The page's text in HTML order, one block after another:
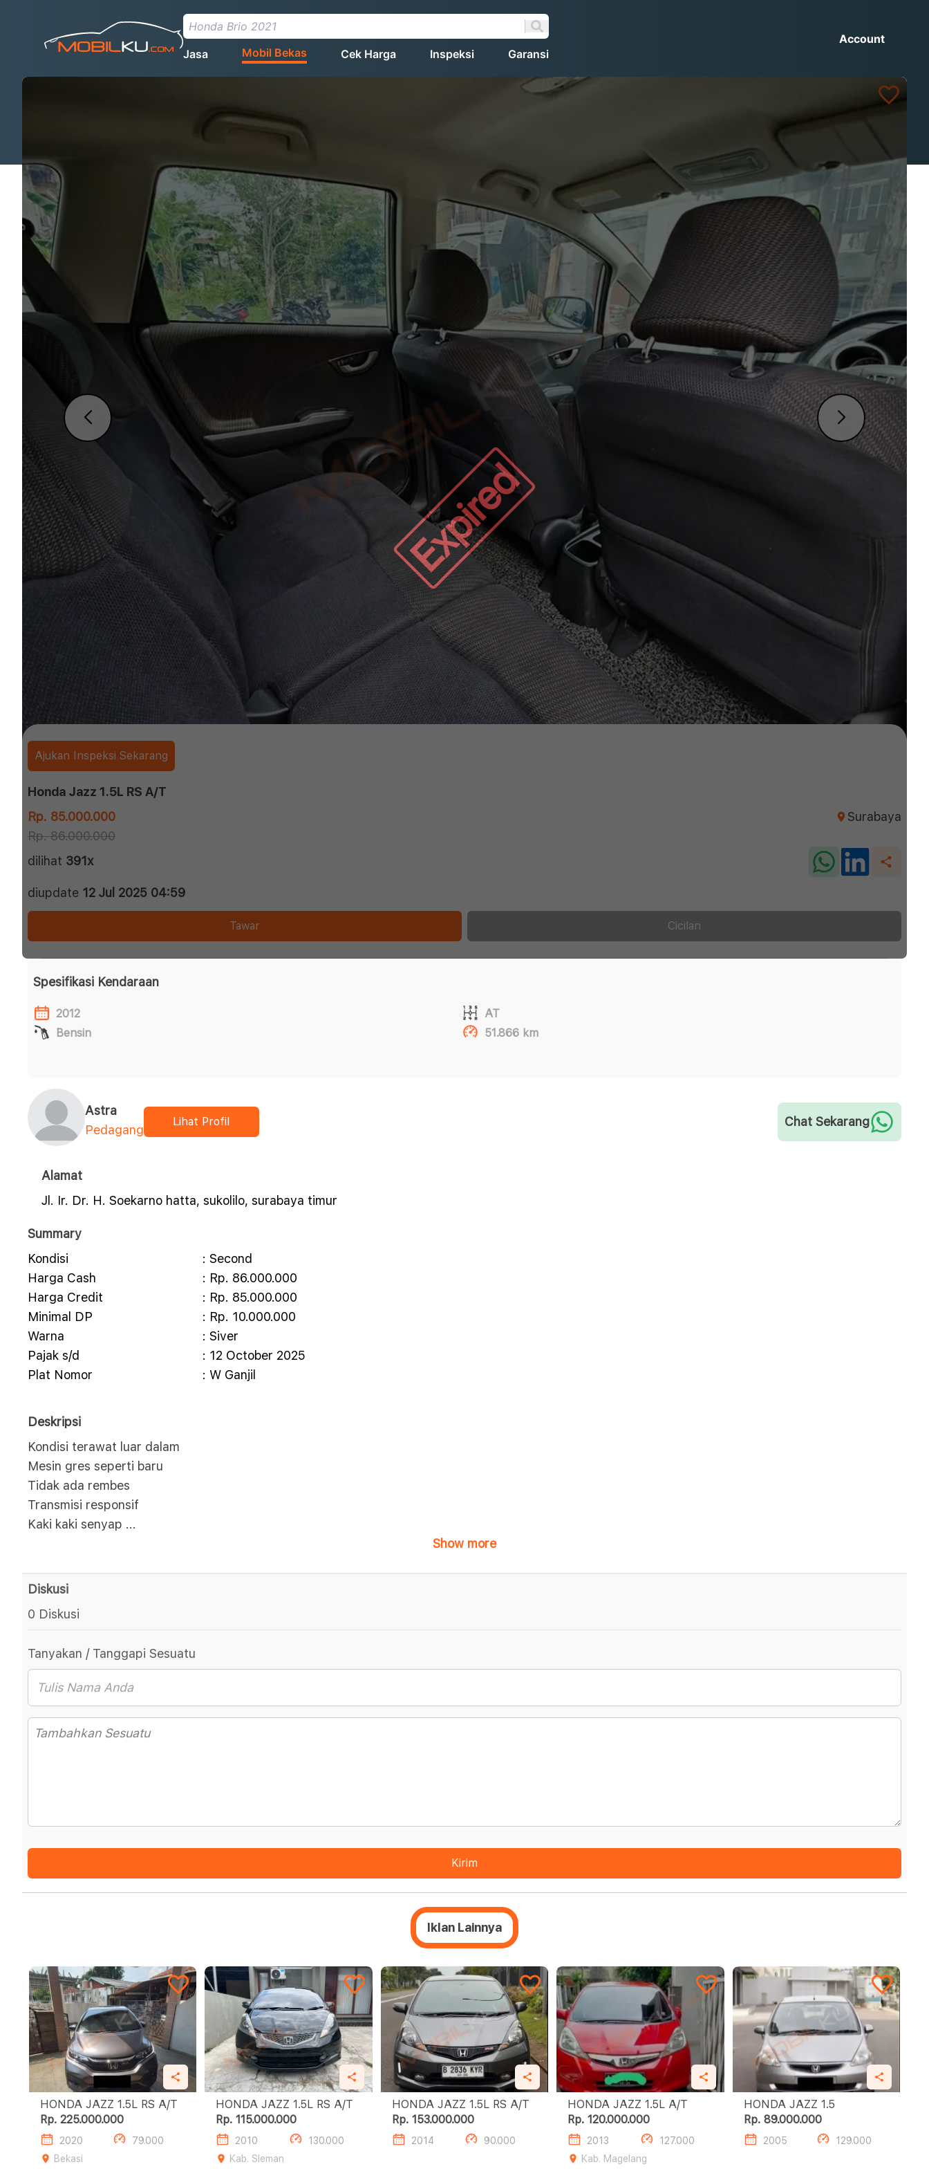
Jasa Mobil Bekas Cek Harga Inspeksi Garansi
Account
Expired
Ajukan Inspeksi Sekarang
Honda Jazz 1.5L RS A/T
Rp. 85.000.000
Surabaya
Rp. 86.000.000
dilihat 391x
diupdate 12 Jul 2025 04:59
Tawar Cicilan
Spesifikasi Kendaraan
2012
AT
Bensin
51.866 km
Astra
Pedagang
Lihat Profil Chat Sekarang
Alamat
Jl. Ir. Dr. H. Soekarno hatta, sukolilo, surabaya timur
Summary
Kondisi
: Second
Harga Cash
: Rp. 86.000.000
Harga Credit
: Rp. 85.000.000
Minimal DP
: Rp. 10.000.000
Warna
: Siver
Pajak s/d
: 12 October 2025
Plat Nomor
: W Ganjil
Deskripsi
Kondisi terawat luar dalam
Mesin gres seperti baru
Tidak ada rembes
Transmisi responsif
Kaki kaki senyap ...
Show more
Diskusi
0 Diskusi
Tanyakan / Tanggapi Sesuatu
Kirim
Iklan Lainnya
HONDA JAZZ 1.5L RS A/T
Rp. 225.000.000
2020
79.000
Bekasi
HONDA JAZZ 1.5L RS A/T
Rp. 115.000.000
2010
130.000
Kab. Sleman
HONDA JAZZ 1.5L RS A/T
Rp. 153.000.000
2014 90.000
HONDA JAZZ 1.5L A/T
Rp. 120.000.000
2013
127.000
Kab. Magelang
HONDA JAZZ 1.5
Rp. 89.000.000
2005 129.000